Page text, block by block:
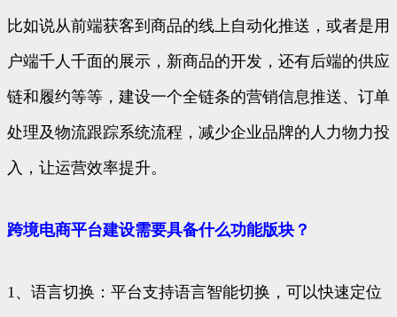
比如说从前端获客到商品的线上自动化推送，或者是用
户端千人千面的展示，新商品的开发，还有后端的供应
链和履约等等，建设一个全链条的营销信息推送、订单
处理及物流跟踪系统流程，减少企业品牌的人力物力投
入，让运营效率提升。
跨境电商平台建设需要具备什么功能版块？
1、语言切换：平台支持语言智能切换，可以快速定位